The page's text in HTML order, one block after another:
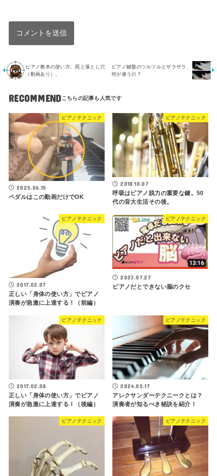
ピアノ教本の使い方、罠と落とし穴
（動画あり）。
ピアノ鍵盤のツルツルとザラザラ、
何が違うの？
RECOMMEND
ピアノテクニック
2025.06.15
ペダルはこの動画だけでOK
ピアノテクニック
2018.10.07
呼吸はピアノ脱力の重要な鍵。50
代の音大生活その後。
ピアノテクニック
2017.02.07
正しい「身体の使い方」でピアノ
演奏が急激に上達する！（前編）
ピアノテクニック
2023.07.27
ピアノだとできない脳のクセ
ピアノテクニック
2017.02.08
正しい「身体の使い方」でピアノ
演奏が急激に上達する！（後編）
ピアノテクニック
2024.05.17
アレクサンダーテクニークとは？
演奏者が知るべき秘訣を紹介！
ピアノテクニック ピアノテクニック